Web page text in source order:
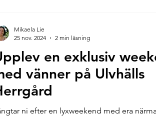
en exklusiv
vänner på Ulvhälls
ni efter en lyxweekend med era
Mikaela Lie
25 nov. 2024
2 min läsning